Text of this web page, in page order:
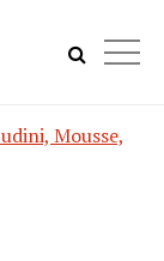
Mousse,